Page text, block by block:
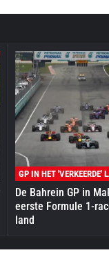
GP IN HET 'VERKEERDE'
De Bahrein GP in
eerste Formule 1-
land